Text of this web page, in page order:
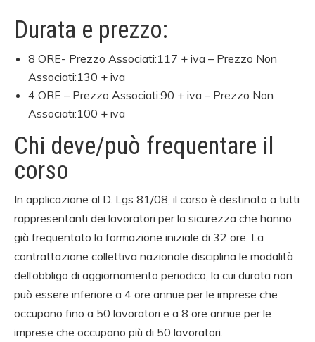
Durata e prezzo:
8 ORE- Prezzo Associati:117 + iva – Prezzo Non
Associati:130 + iva
4 ORE – Prezzo Associati:90 + iva – Prezzo Non
Associati:100 + iva
Chi deve/può frequentare il
corso
In applicazione al D. Lgs 81/08, il corso è destinato a tutti
rappresentanti dei lavoratori per la sicurezza che hanno
già frequentato la formazione iniziale di 32 ore. La
contrattazione collettiva nazionale disciplina le modalità
dell’obbligo di aggiornamento periodico, la cui durata non
può essere inferiore a 4 ore annue per le imprese che
occupano fino a 50 lavoratori e a 8 ore annue per le
imprese che occupano più di 50 lavoratori.